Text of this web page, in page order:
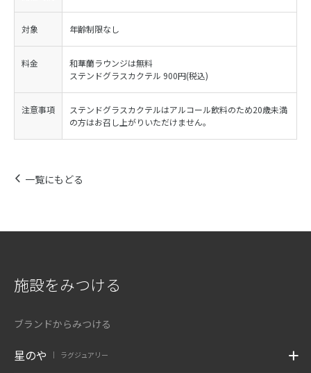
対象 年齢制限なし
料金
和華蘭ラウンジは無料
ステンドグラスカクテル 900円(税込)
注意事項
ステンドグラスカクテルはアルコール飲料のため20歳未満
の方はお召し上がりいただけません。
一覧にもどる
施設をみつける
ブランドからみつける
星のや ラグジュアリー